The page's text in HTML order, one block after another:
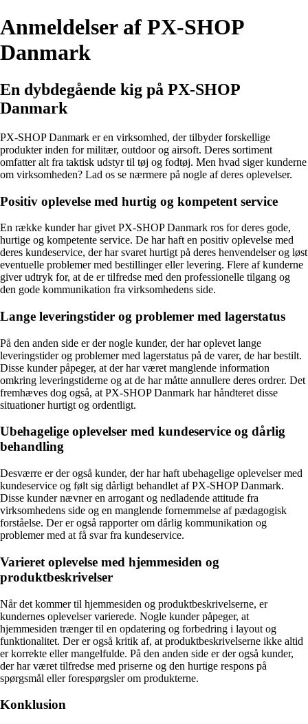
Anmeldelser af PX-SHOP
Danmark
En dybdegående kig på PX-SHOP
Danmark
PX-SHOP Danmark er en virksomhed, der tilbyder forskellige
produkter inden for militær, outdoor og airsoft. Deres sortiment
omfatter alt fra taktisk udstyr til tøj og fodtøj. Men hvad siger kunderne
om virksomheden? Lad os se nærmere på nogle af deres oplevelser.
Positiv oplevelse med hurtig og kompetent service
En række kunder har givet PX-SHOP Danmark ros for deres gode,
hurtige og kompetente service. De har haft en positiv oplevelse med
deres kundeservice, der har svaret hurtigt på deres henvendelser og løst
eventuelle problemer med bestillinger eller levering. Flere af kunderne
giver udtryk for, at de er tilfredse med den professionelle tilgang og
den gode kommunikation fra virksomhedens side.
Lange leveringstider og problemer med lagerstatus
På den anden side er der nogle kunder, der har oplevet lange
leveringstider og problemer med lagerstatus på de varer, de har bestilt.
Disse kunder påpeger, at der har været manglende information
omkring leveringstiderne og at de har måtte annullere deres ordrer. Det
fremhæves dog også, at PX-SHOP Danmark har håndteret disse
situationer hurtigt og ordentligt.
Ubehagelige oplevelser med kundeservice og dårlig
behandling
Desværre er der også kunder, der har haft ubehagelige oplevelser med
kundeservice og følt sig dårligt behandlet af PX-SHOP Danmark.
Disse kunder nævner en arrogant og nedladende attitude fra
virksomhedens side og en manglende fornemmelse af pædagogisk
forståelse. Der er også rapporter om dårlig kommunikation og
problemer med at få svar fra kundeservice.
Varieret oplevelse med hjemmesiden og
produktbeskrivelser
Når det kommer til hjemmesiden og produktbeskrivelserne, er
kundernes oplevelser varierede. Nogle kunder påpeger, at
hjemmesiden trænger til en opdatering og forbedring i layout og
funktionalitet. Der er også kritik af, at produktbeskrivelserne ikke altid
er korrekte eller mangelfulde. På den anden side er der også kunder,
der har været tilfredse med priserne og den hurtige respons på
spørgsmål eller forespørgsler om produkterne.
Konklusion